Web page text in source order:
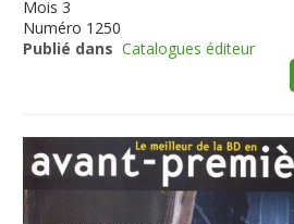
Mois 3
Numéro 1250
Publié dans Catalogues éditeur